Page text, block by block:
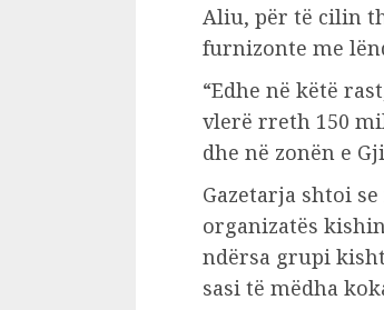
Aliu, për të cilin
furnizonte me
“Edhe në këtë
vlerë rreth 150
dhe në zonën e
Gazetarja shtoi
organizatës
ndërsa grupi
sasi të mëdha